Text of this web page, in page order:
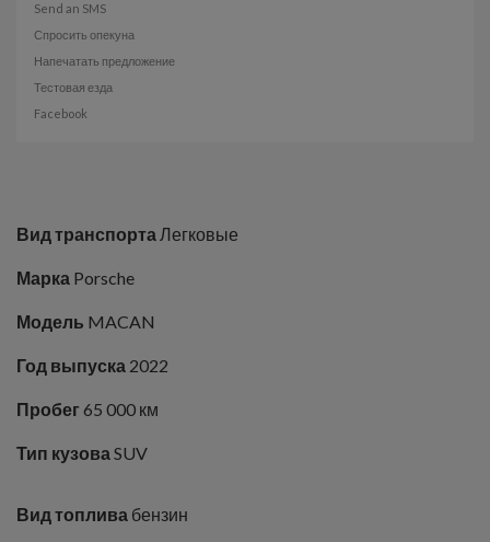
Send an SMS
Спросить опекуна
Напечатать предложение
Тестовая езда
Facebook
Вид транспорта Легковые
Марка Porsche
Модель MACAN
Год выпуска 2022
Пробег65 000 км
Тип кузоваSUV
Вид топлива бензин